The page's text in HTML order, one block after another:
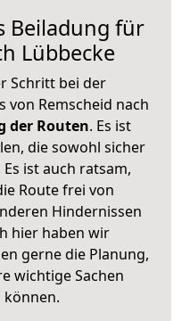
Beiladung für
Lübbecke
Schritt bei der
von Remscheid nach
der Routen. Es ist
die sowohl sicher
ist auch ratsam,
Route frei von
Hindernissen
hier haben wir
gerne die Planung,
wichtige Sachen